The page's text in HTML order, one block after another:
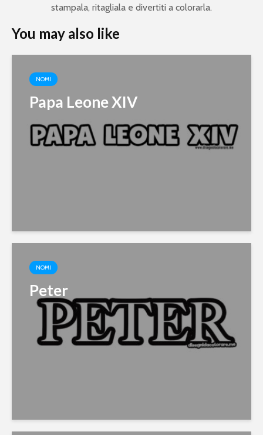
stampala, ritagliala e divertiti a colorarla.
You may also like
NOMI
Papa Leone XIV
NOMI
Peter